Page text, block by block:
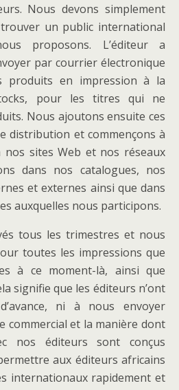
Nous devons simplement
un public international
proposons. L’éditeur a
par courrier électronique
produits en impression à la
pour les titres qui ne
Nous ajoutons ensuite ces
distribution et commençons à
nos sites Web et nos réseaux
dans nos catalogues, nos
et externes ainsi que dans
auxquelles nous participons.
tous les trimestres et nous
toutes les impressions que
à ce moment-là, ainsi que
signifie que les éditeurs n’ont
ni à nous envoyer
commercial et la manière dont
nos éditeurs sont conçus
aux éditeurs africains
internationaux rapidement et